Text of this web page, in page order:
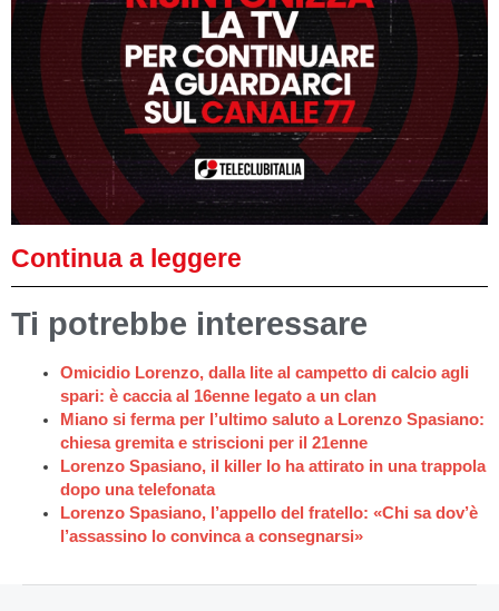
Continua a leggere
Ti potrebbe interessare
Omicidio Lorenzo, dalla lite al campetto di calcio agli
spari: è caccia al 16enne legato a un clan
Miano si ferma per l’ultimo saluto a Lorenzo Spasiano:
chiesa gremita e striscioni per il 21enne
Lorenzo Spasiano, il killer lo ha attirato in una trappola
dopo una telefonata
Lorenzo Spasiano, l’appello del fratello: «Chi sa dov’è
l’assassino lo convinca a consegnarsi»